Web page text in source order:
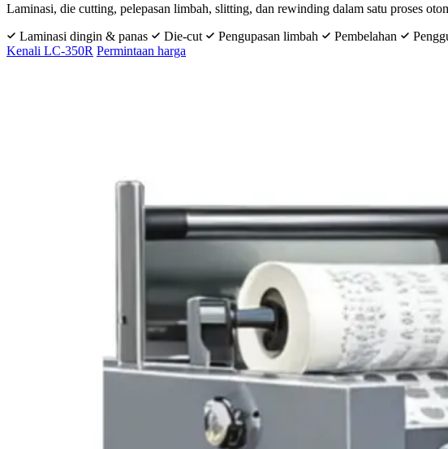
Laminasi, die cutting, pelepasan limbah, slitting, dan rewinding dalam satu proses
Laminasi dingin & panas
Die-cut Pengupasan limbah Pembelahan
Kenali LC-350R Permintaan harga